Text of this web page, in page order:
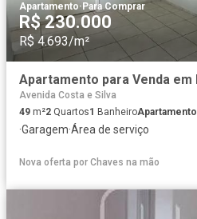
Apartamento· Para Comprar
R$ 230.000
R$ 4.693/m²
Avenida Costa e Silva
49 m²2 Quartos1 BanheiroApartamento
·Garagem·Área de serviço
Nova oferta por Chaves na mão